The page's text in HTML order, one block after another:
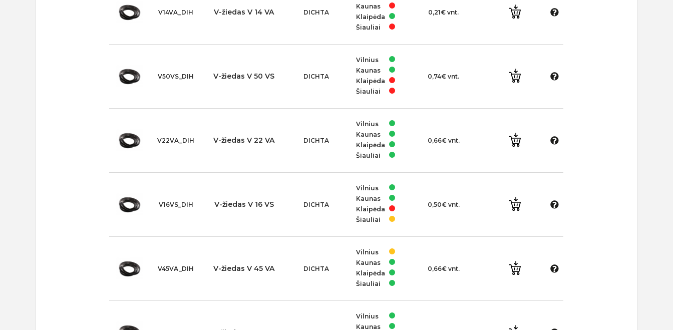
V14VA_DIH V-žiedas V 14 VA DICHTA
Kaunas
Klaipėda
Šiauliai
0,21€ vnt.
V50VS_DIH V-žiedas V 50 VS DICHTA
Vilnius
Kaunas
Klaipėda
Šiauliai
0,74€ vnt.
V22VA_DIH V-žiedas V 22 VA DICHTA
Vilnius
Kaunas
Klaipėda
Šiauliai
0,66€ vnt.
V16VS_DIH V-žiedas V 16 VS DICHTA
Vilnius
Kaunas
Klaipėda
Šiauliai
0,50€ vnt.
V45VA_DIH V-žiedas V 45 VA DICHTA
Vilnius
Kaunas
Klaipėda
Šiauliai
0,66€ vnt.
Vilnius
Kaunas